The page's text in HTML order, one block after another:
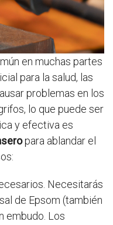
en muchas partes
para la salud, las
problemas en los
lo que puede ser
y efectiva es
para ablandar el
Necesitarás
de Epsom (también
embudo. Los